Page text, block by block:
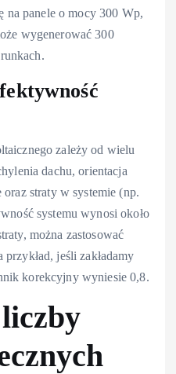
na panele o mocy 300 Wp,
wygenerować 300
zależy od wielu
dachu, orientacja
oraz straty w systemie (np.
systemu wynosi około
można zastosować
jeśli zakładamy
korekcyjny wyniesie 0,8.